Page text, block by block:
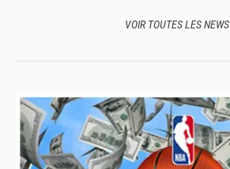
VOIR TOUTES LES NEWS